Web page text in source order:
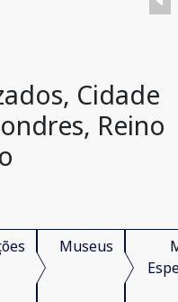
Cidade
Reino
Museus